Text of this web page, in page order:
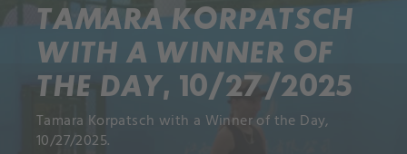
TAMARA KORPATSCH
WITH A WINNER OF
THE DAY, 10/27/2025
Tamara Korpatsch with a Winner of the Day,
10/27/2025.